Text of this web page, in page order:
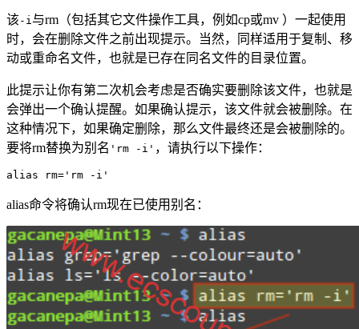
该 -i与rm（包括其它文件操作工具，例如cp或mv ）一起使用
时，会在删除文件之前出现提示。当然，同样适用于复制、移
动或重命名文件，也就是已存在同名文件的目录位置。
此提示让你有第二次机会考虑是否确实要删除该文件，也就是
会弹出一个确认提醒。如果确认提示，该文件就会被删除。在
这种情况下，如果确定删除，那么文件最终还是会被删除的。
要将rm替换为别名 'rm -i' ，请执行以下操作：
alias rm='rm -i'
alias命令将确认rm现在已使用别名：